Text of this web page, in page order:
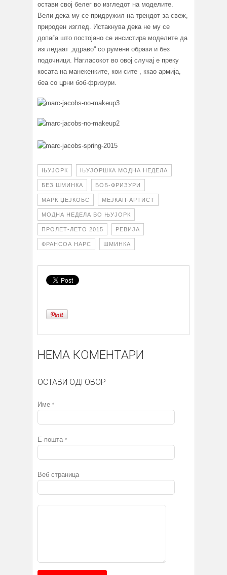
остави свој белег во изгледот на моделите.
Вели дека му се придружил на трендот за свеж,
природен изглед. Истакнува дека не му се
допаѓа што постојано се инсистира моделите да
изгледаат „здраво“ со румени образи и без
подочници. Нагласокот во овој случај е преку
косата на манекенките, кои сите , ккао армија,
беа со црни боб-фризури.
ЊУЈОРК ЊУЈОРШКА МОДНА НЕДЕЛА
БЕЗ ШМИНКА БОБ-ФРИЗУРИ
МАРК ЏЕЈКОБС МЕЈКАП-АРТИСТ
МОДНА НЕДЕЛА ВО ЊУЈОРК
ПРОЛЕТ-ЛЕТО 2015 РЕВИЈА
ФРАНСОА НАРС ШМИНКА
НЕМА КОМЕНТАРИ
ОСТАВИ ОДГОВОР
Име *
Е-пошта *
Веб страница